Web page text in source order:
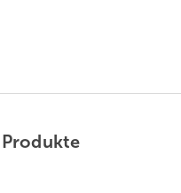
Produkte